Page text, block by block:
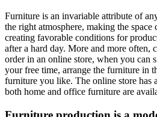
Furniture is an invariable attribute of
the right atmosphere, making the space
creating favorable conditions for
after a hard day. More and more often,
order in an online store, when you can
your free time, arrange the furniture in
furniture you like. The online store has
both home and office furniture are